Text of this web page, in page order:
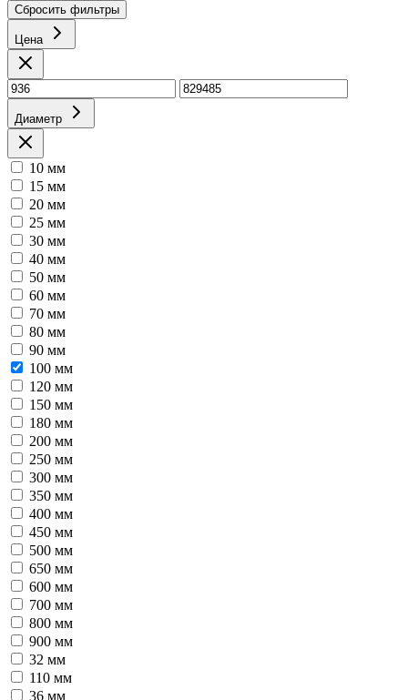
Сбросить фильтры
Цена
Диаметр
10 мм
15 мм
20 мм
25 мм
30 мм
40 мм
50 мм
60 мм
70 мм
80 мм
90 мм
100 мм
120 мм
150 мм
180 мм
200 мм
250 мм
300 мм
350 мм
400 мм
450 мм
500 мм
650 мм
600 мм
700 мм
800 мм
900 мм
32 мм
110 мм
36 мм